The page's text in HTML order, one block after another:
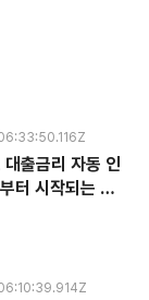
대출금리 자동 인
터 시작되는 금